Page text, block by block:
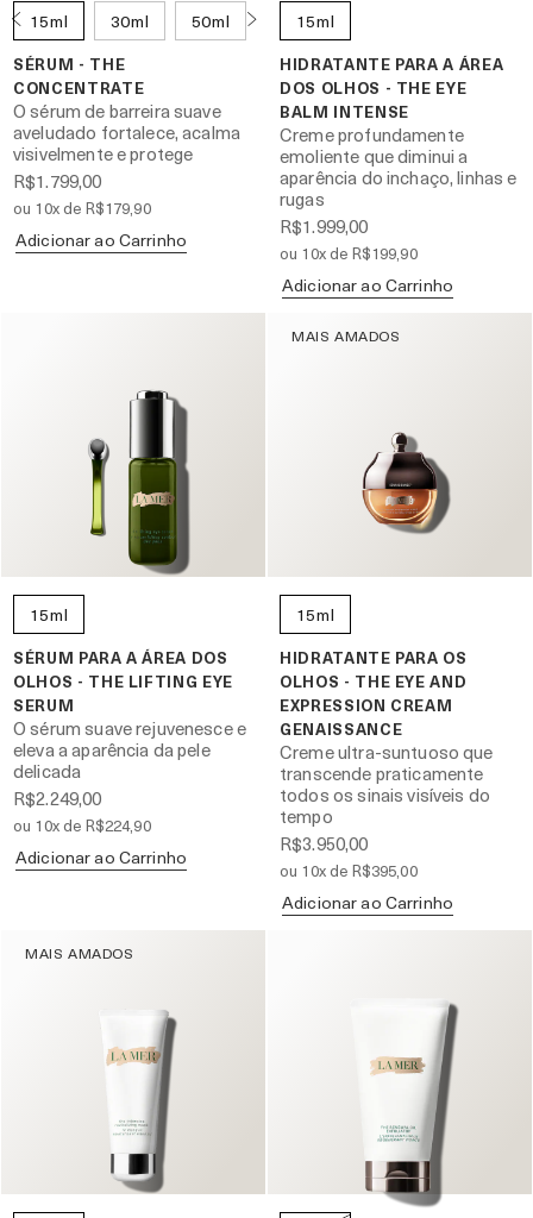
15ml 30ml 50ml
SÉRUM - THE
CONCENTRATE
O sérum de barreira suave
aveludado fortalece, acalma
visivelmente e protege
R$1.799,00
ou 10x de R$179,90
Adicionar ao Carrinho
15ml
HIDRATANTE PARA A ÁREA
DOS OLHOS - THE EYE
BALM INTENSE
Creme profundamente
emoliente que diminui a
aparência do inchaço, linhas e
rugas
R$1.999,00
ou 10x de R$199,90
Adicionar ao Carrinho
15ml
SÉRUM PARA A ÁREA DOS
OLHOS - THE LIFTING EYE
SERUM
O sérum suave rejuvenesce e
eleva a aparência da pele
delicada
R$2.249,00
ou 10x de R$224,90
Adicionar ao Carrinho
MAIS AMADOS
15ml
HIDRATANTE PARA OS
OLHOS - THE EYE AND
EXPRESSION CREAM
GENAISSANCE
Creme ultra-suntuoso que
transcende praticamente
todos os sinais visíveis do
tempo
R$3.950,00
ou 10x de R$395,00
Adicionar ao Carrinho
MAIS AMADOS